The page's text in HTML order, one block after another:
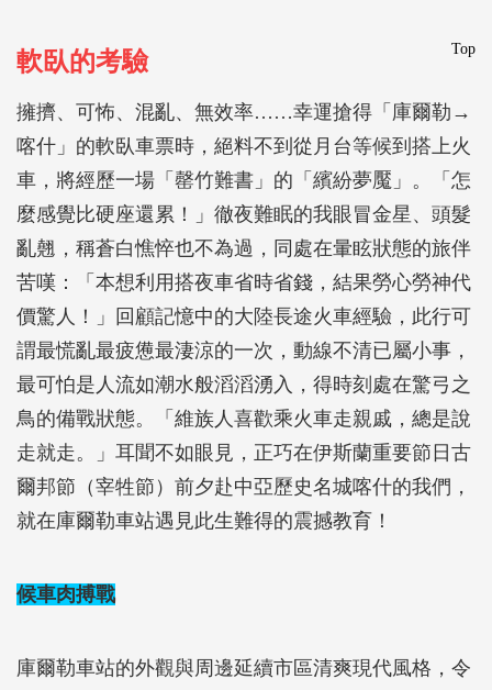
Top
軟臥的考驗
擁擠、可怖、混亂、無效率……幸運搶得「庫爾勒→
喀什」的軟臥車票時，絕料不到從月台等候到搭上火
車，將經歷一場「罄竹難書」的「繽紛夢魘」。「怎
麼感覺比硬座還累！」徹夜難眠的我眼冒金星、頭髮
亂翹，稱蒼白憔悴也不為過，同處在暈眩狀態的旅伴
苦嘆：「本想利用搭夜車省時省錢，結果勞心勞神代
價驚人！」回顧記憶中的大陸長途火車經驗，此行可
謂最慌亂最疲憊最淒涼的一次，動線不清已屬小事，
最可怕是人流如潮水般滔滔湧入，得時刻處在驚弓之
鳥的備戰狀態。「維族人喜歡乘火車走親戚，總是說
走就走。」耳聞不如眼見，正巧在伊斯蘭重要節日古
爾邦節（宰牲節）前夕赴中亞歷史名城喀什的我們，
就在庫爾勒車站遇見此生難得的震撼教育！
候車肉搏戰
庫爾勒車站的外觀與周邊延續市區清爽現代風格，令